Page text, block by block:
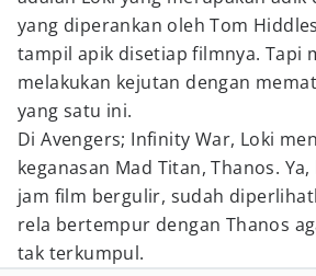
yang diperankan oleh Tom
tampil apik disetiap filmnya. Tapi
melakukan kejutan dengan
yang satu ini.
Di Avengers; Infinity War, Loki
keganasan Mad Titan, Thanos.
jam film bergulir, sudah
rela bertempur dengan Thanos
tak terkumpul.